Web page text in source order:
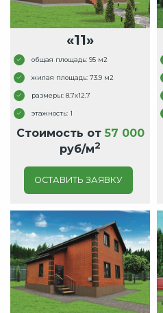
«11»
общая площадь: 95 м2
жилая площадь: 73.9 м2
размеры: 8.7x12.7
этажность: 1
Стоимость от 57 000
руб/м2
ОСТАВИТЬ ЗАЯВКУ